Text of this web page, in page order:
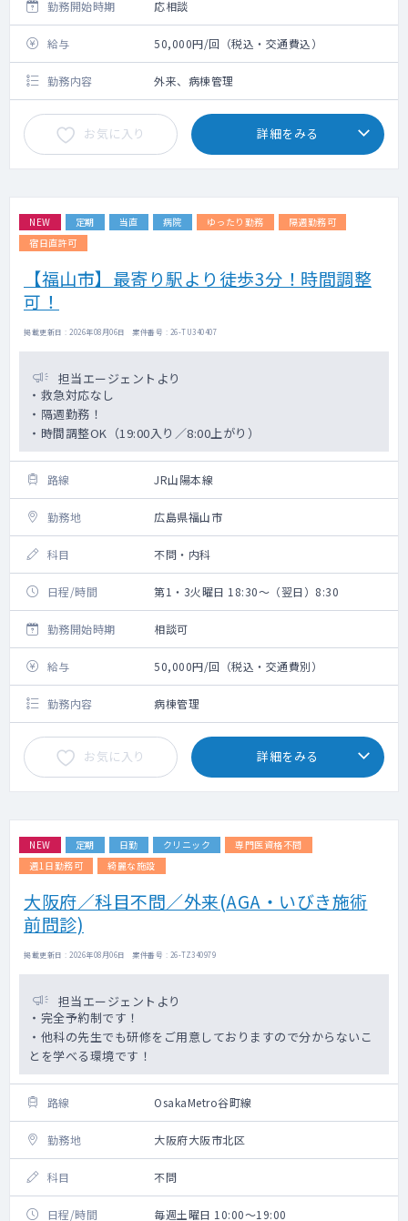
勤務開始時期 応相談
給与 50,000円/回（税込・交通費込）
勤務内容 外来、病棟管理
お気に入り 詳細をみる
NEW 定期 当直 病院 ゆったり勤務
隔週勤務可
宿日直許可
【福山市】最寄り駅より徒歩3分！時間調整
可！
掲載更新日 : 2026年08月06日 案件番号 : 26-TU340407
担当エージェントより
・救急対応なし
・隔週勤務！
・時間調整OK（19:00入り／8:00上がり）
路線 JR山陽本線
勤務地 広島県福山市
科目 不問・内科
日程/時間 第1・3火曜日 18:30～（翌日）8:30
勤務開始時期 相談可
給与 50,000円/回（税込・交通費別）
勤務内容 病棟管理
お気に入り 詳細をみる
NEW 定期 日勤 クリニック
専門医資格不問
週1日勤務可
綺麗な施設
大阪府／科目不問／外来(AGA・いびき施術
前問診)
掲載更新日 : 2026年08月06日 案件番号 : 26-TZ340979
担当エージェントより
・完全予約制です！
・他科の先生でも研修をご用意しておりますので分からないこ
とを学べる環境です！
路線 OsakaMetro谷町線
勤務地 大阪府大阪市北区
科目 不問
日程/時間 毎週土曜日 10:00～19:00